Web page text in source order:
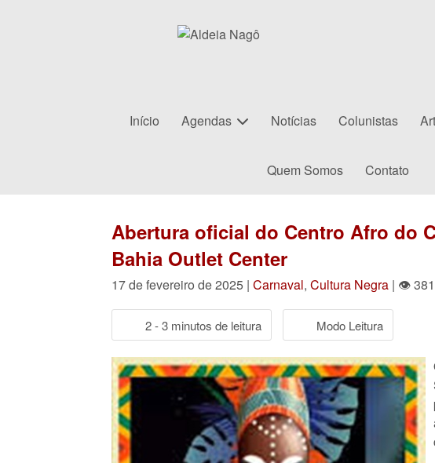
Início Agendas Notícias Colunistas
Quem Somos Contato
Abertura oficial do Centro Afro do
Bahia Outlet Center
17 de fevereiro de 2025 | Carnaval, Cultura Negra | 👁
2 - 3 minutos de leitura Modo Leitura